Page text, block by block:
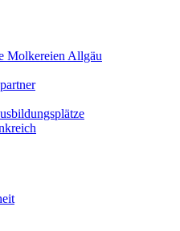
Molkereien Allgäu